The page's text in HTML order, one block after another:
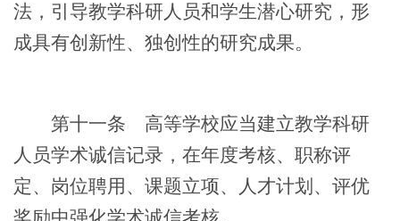
法，引导教学科研人员和学生潜心研究，形
成具有创新性、独创性的研究成果。
第十一条 高等学校应当建立教学科研
人员学术诚信记录，在年度考核、职称评
定、岗位聘用、课题立项、人才计划、评优